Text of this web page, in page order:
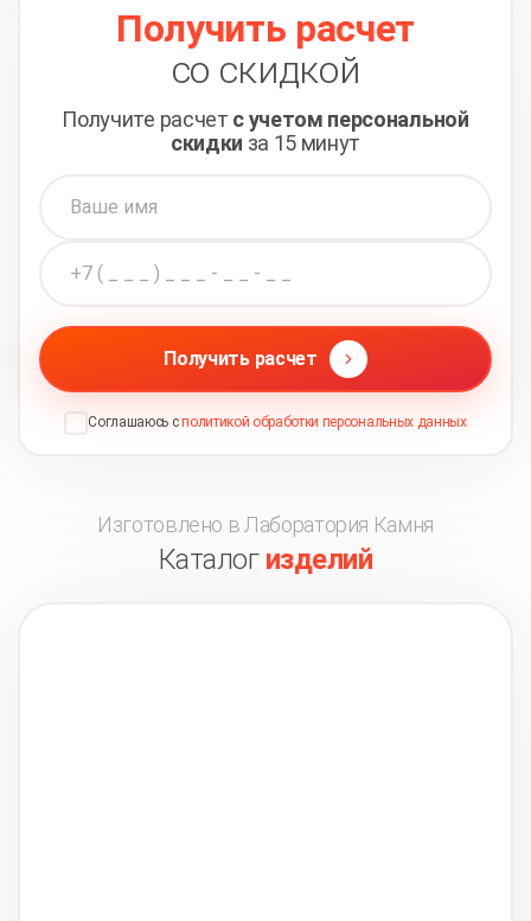
Получить расчет
со скидкой
Получите расчет с учетом персональной
скидки за 15 минут
Получить расчет
Соглашаюсь сполитикой обработки персональных данных
Изготовлено в Лаборатория Камня
Каталог изделий